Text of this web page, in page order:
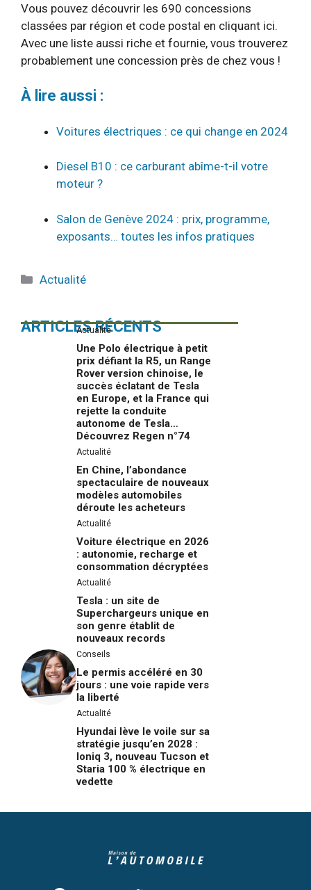
Vous pouvez découvrir les 690 concessions
classées par région et code postal en cliquant ici.
Avec une liste aussi riche et fournie, vous trouverez
probablement une concession près de chez vous !
À lire aussi :
Voitures électriques : ce qui change en 2024
Diesel B10 : ce carburant abîme-t-il votre
moteur ?
Salon de Genève 2024 : prix, programme,
exposants… toutes les infos pratiques
Catégories
Actualité
ARTICLES RÉCENTS
Actualité
Une Polo électrique à petit
prix défiant la R5, un Range
Rover version chinoise, le
succès éclatant de Tesla
en Europe, et la France qui
rejette la conduite
autonome de Tesla…
Découvrez Regen n°74
Actualité
En Chine, l’abondance
spectaculaire de nouveaux
modèles automobiles
déroute les acheteurs
Actualité
Voiture électrique en 2026
: autonomie, recharge et
consommation décryptées
Actualité
Tesla : un site de
Superchargeurs unique en
son genre établit de
nouveaux records
Conseils
Le permis accéléré en 30
jours : une voie rapide vers
la liberté
Actualité
Hyundai lève le voile sur sa
stratégie jusqu’en 2028 :
Ioniq 3, nouveau Tucson et
Staria 100 % électrique en
vedette